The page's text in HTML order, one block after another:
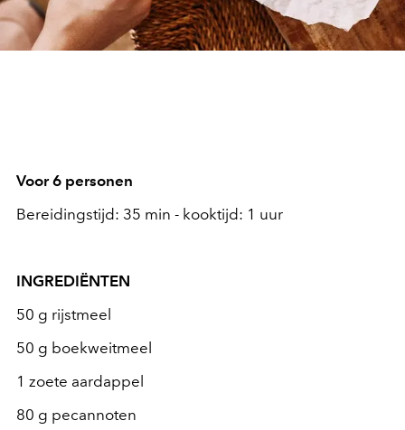
Voor 6 personen
Bereidingstijd: 35 min - kooktijd: 1 uur
INGREDIËNTEN
50 g rijstmeel
50 g boekweitmeel
1 zoete aardappel
80 g pecannoten